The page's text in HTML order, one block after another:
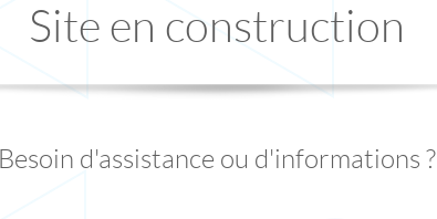
Site en construction
Besoin d'assistance ou d'informations ?